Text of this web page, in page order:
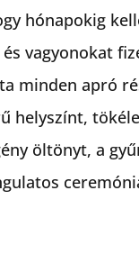
hónapokig
vagyonokat
minden apró
helyszínt,
öltönyt, a